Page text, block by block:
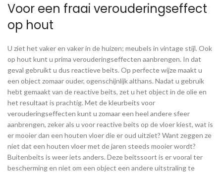
Voor een fraai verouderingseffect
op hout
U ziet het vaker en vaker in de huizen; meubels in vintage stijl. Ook
op hout kunt u prima verouderingseffecten aanbrengen. In dat
geval gebruikt u dus reactieve beits. Op perfecte wijze maakt u
een object zomaar ouder, ogenschijnlijk althans. Nadat u gebruik
hebt gemaakt van de reactive beits, zet u het object in de olie en
het resultaat is prachtig. Met de kleurbeits voor
verouderingseffecten kunt u zomaar een heel andere sfeer
aanbrengen, zeker als u voor reactive beits op de vloer kiest, wat is
er mooier dan een houten vloer die er oud uitziet? Want zeggen ze
niet dat een houten vloer met de jaren steeds mooier wordt?
Buitenbeits is weer iets anders. Deze beitssoort is er vooral ter
bescherming en niet om een object een andere uitstraling te